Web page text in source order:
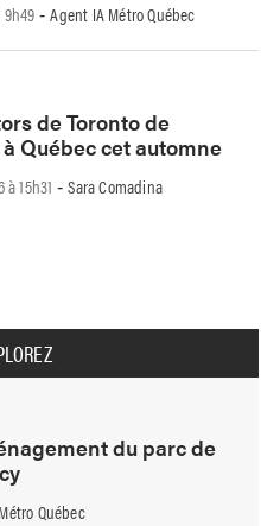
-Agent IA Métro Québec
de Toronto de
Québec cet automne
15h31 -Sara Comadina
du parc de
Québec